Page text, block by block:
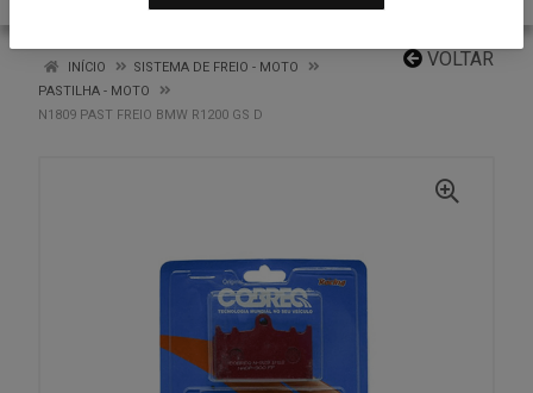
VOLTAR
INÍCIO
SISTEMA DE FREIO - MOTO
PASTILHA - MOTO
N1809 PAST FREIO BMW R1200 GS D